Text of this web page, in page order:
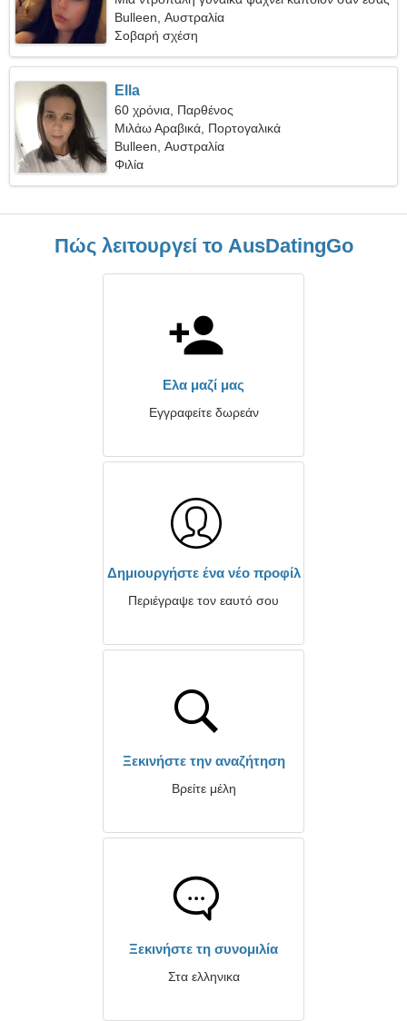
Bulleen, Αυστραλία
Σοβαρή σχέση
Ella
60 χρόνια, Παρθένος
Μιλάω Αραβικά, Πορτογαλικά
Bulleen, Αυστραλία
Φιλία
Πώς λειτουργεί το AusDatingGo
Ελα μαζί μας
Εγγραφείτε δωρεάν
Δημιουργήστε ένα νέο προφίλ
Περιέγραψε τον εαυτό σου
Ξεκινήστε την αναζήτηση
Βρείτε μέλη
Ξεκινήστε τη συνομιλία
Στα ελληνικα